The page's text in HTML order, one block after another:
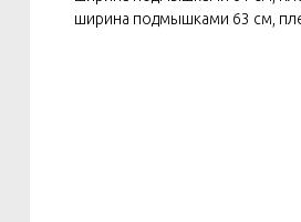
ширина подмышками 63 см,